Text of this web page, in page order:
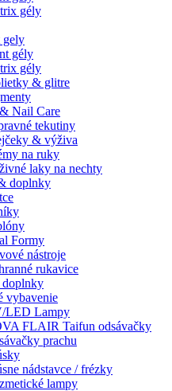
gély
gely
gély
gély
& glitre
Nail Care
tekutiny
& výživa
na ruky
laky na nechty
doplnky
Formy
nástroje
rukavice
doplnky
vybavenie
LED Lampy
FLAIR Taifun odsávačky
prachu
nádstavce / frézky
lampy